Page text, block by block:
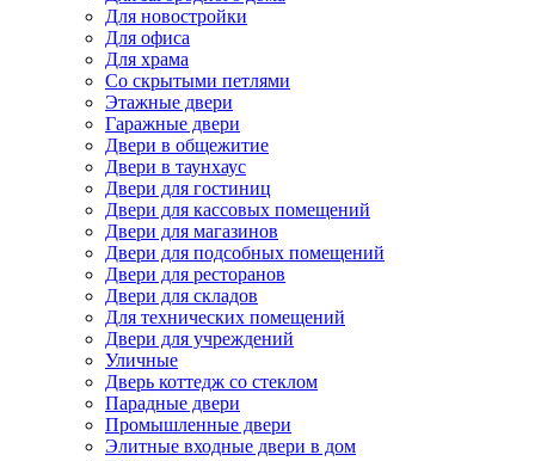
Для новостройки
Для офиса
Для храма
Со скрытыми петлями
Этажные двери
Гаражные двери
Двери в общежитие
Двери в таунхаус
Двери для гостиниц
Двери для кассовых помещений
Двери для магазинов
Двери для подсобных помещений
Двери для ресторанов
Двери для складов
Для технических помещений
Двери для учреждений
Уличные
Дверь коттедж со стеклом
Парадные двери
Промышленные двери
Элитные входные двери в дом